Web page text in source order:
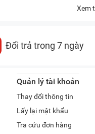
Xem
Đổi trả trong 7 ngày
Quản lý tài khoản
Thay đổi thông tin
Lấy lại mật khẩu
Tra cứu đơn hàng